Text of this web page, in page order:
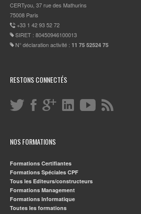
CERTyou, 37 rue des Mathurins
75008 Paris
+33 1 42 93 52 72
SIRET : 80450946100013
N° déclaration activité : 11 75 52524 75
RESTONS CONNECTÉS
NOS FORMATIONS
Formations Certifiantes
Formations Spéciales CPF
Tous les Editeurs/constructeurs
Formations Management
Formations Informatique
Toutes les formations